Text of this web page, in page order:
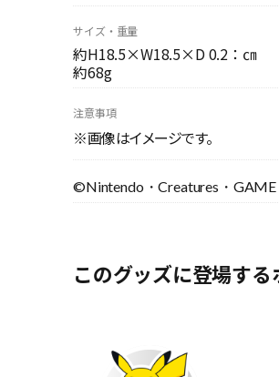
サイズ・重量
約H18.5×W18.5×D 0.2：㎝
約68g
注意事項
※画像はイメージです。
©Nintendo・Creatures・GAME
このグッズに登場する